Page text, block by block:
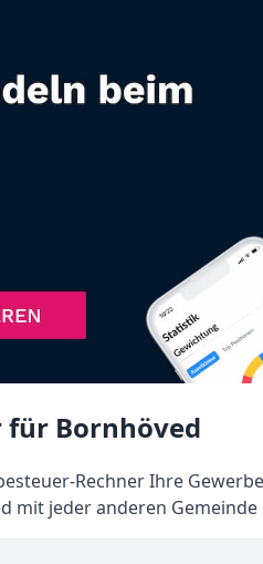
für Bornhöved
Rechner Ihre
mit jeder anderen